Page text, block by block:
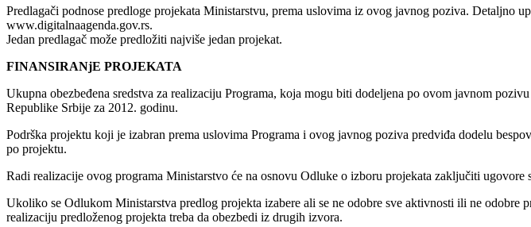
Predlagači podnose predloge projekata Ministarstvu, prema uslovima iz ovog javnog poziva. Detaljno
www.digitalnaagenda.gov.rs.
Jedan predlagač može predložiti najviše jedan projekat.
FINANSIRANjE PROJEKATA
Ukupna obezbeđena sredstva za realizaciju Programa, koja mogu biti dodeljena po ovom javnom
Republike Srbije za 2012. godinu.
Podrška projektu koji je izabran prema uslovima Programa i ovog javnog poziva predviđa dodelu
po projektu.
Radi realizacije ovog programa Ministarstvo će na osnovu Odluke o izboru projekata zaključiti
Ukoliko se Odlukom Ministarstva predlog projekta izabere ali se ne odobre sve aktivnosti ili ne odobre
realizaciju predloženog projekta treba da obezbedi iz drugih izvora.